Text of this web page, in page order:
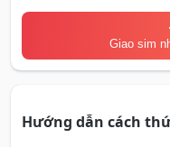
Giao sim
Hướng dẫn cách